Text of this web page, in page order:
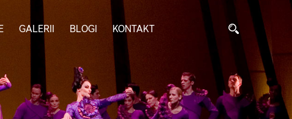
GALERII BLOGI KONTAKT